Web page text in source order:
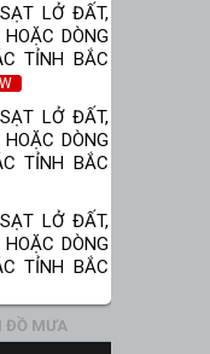
LỞ ĐẤT,
DÒNG
TỈNH BẮC
LỞ ĐẤT,
DÒNG
TỈNH BẮC
LỞ ĐẤT,
DÒNG
TỈNH BẮC
ĐỒ MƯA